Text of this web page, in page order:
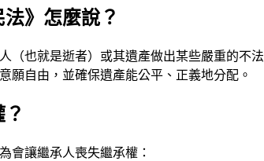
》怎麼說？
（也就是逝者）或其遺產做出某些嚴重的
願自由，並確保遺產能公平、正義地分配。
會讓繼承人喪失繼承權：